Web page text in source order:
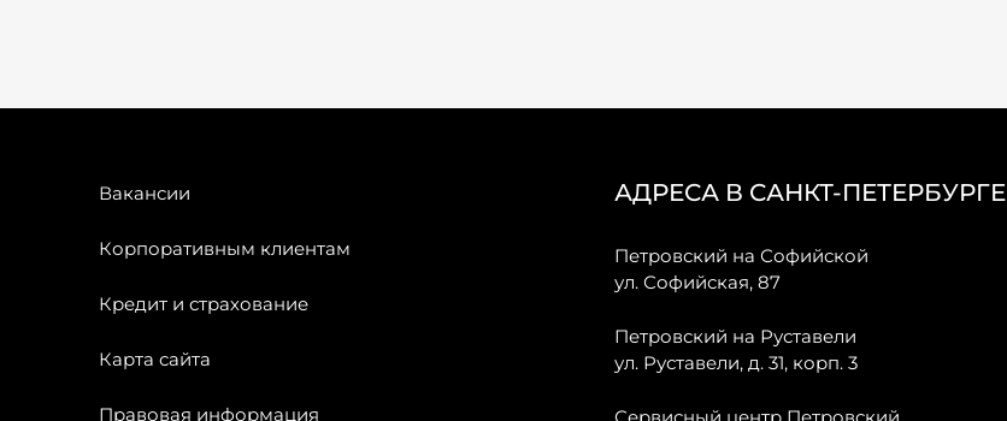
Вакансии
Корпоративным клиентам
Кредит и страхование
Карта сайта
Правовая информация
АДРЕСА В САНКТ-ПЕТЕРБУРГЕ
Петровский на Софийской
ул. Софийская, 87
Петровский на Руставели
ул. Руставели, д. 31, корп. 3